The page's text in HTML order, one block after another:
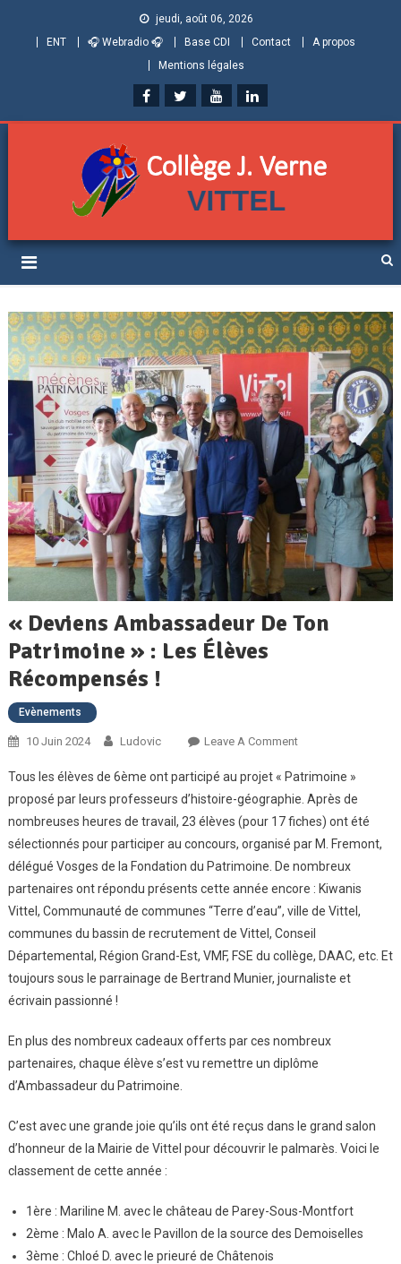
jeudi, août 06, 2026
ENT
🎧 Webradio 🎧 Base CDI Contact
A propos
Mentions légales
Collège Jules Verne de
Vittel (Vosges)
« Deviens Ambassadeur De Ton
Patrimoine » : Les Élèves
Récompensés !
Evènements
10 Juin 2024 Ludovic Leave A CommentOn
Ambassadeur
De
Ton
Patrimoine »
:
Les
Élèves
Récompensés
Tous les élèves de 6ème ont participé au projet « Patrimoine »
proposé par leurs professeurs d’histoire-géographie. Après de
nombreuses heures de travail, 23 élèves (pour 17 fiches) ont été
sélectionnés pour participer au concours, organisé par M. Fremont,
délégué Vosges de la Fondation du Patrimoine. De nombreux
partenaires ont répondu présents cette année encore : Kiwanis
Vittel, Communauté de communes “Terre d’eau”, ville de Vittel,
communes du bassin de recrutement de Vittel, Conseil
Départemental, Région Grand-Est, VMF, FSE du collège, DAAC, etc. Et
toujours sous le parrainage de Bertrand Munier, journaliste et
écrivain passionné !
En plus des nombreux cadeaux offerts par ces nombreux
partenaires, chaque élève s’est vu remettre un diplôme
d’Ambassadeur du Patrimoine.
C’est avec une grande joie qu’ils ont été reçus dans le grand salon
d’honneur de la Mairie de Vittel pour découvrir le palmarès. Voici le
classement de cette année :
1ère : Mariline M. avec le château de Parey-Sous-Montfort
2ème : Malo A. avec le Pavillon de la source des Demoiselles
3ème : Chloé D. avec le prieuré de Châtenois